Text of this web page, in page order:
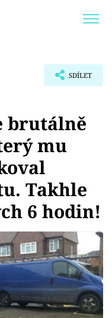
SDÍLET
brutálně
mu
Takhle
6 hodin!